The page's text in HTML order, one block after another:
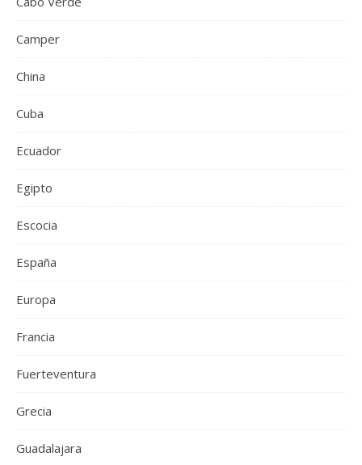
Camper
China
Cuba
Ecuador
Egipto
Escocia
España
Europa
Francia
Fuerteventura
Grecia
Guadalajara